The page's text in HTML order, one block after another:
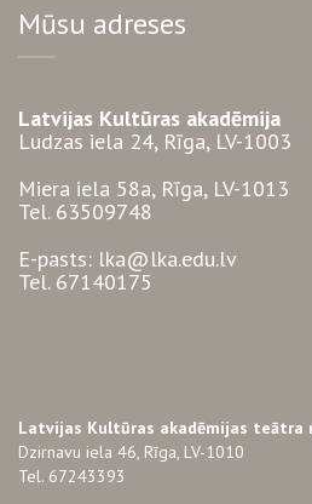
Mūsu adreses
Latvijas Kultūras akadēmija
Ludzas iela 24, Rīga, LV-1003
Miera iela 58a, Rīga, LV-1013
Tel. 63509748
E-pasts: lka@lka.edu.lv
Tel. 67140175
Latvijas Kultūras akadēmijas teātra
Dzirnavu iela 46, Rīga, LV-1010
Tel. 67243393